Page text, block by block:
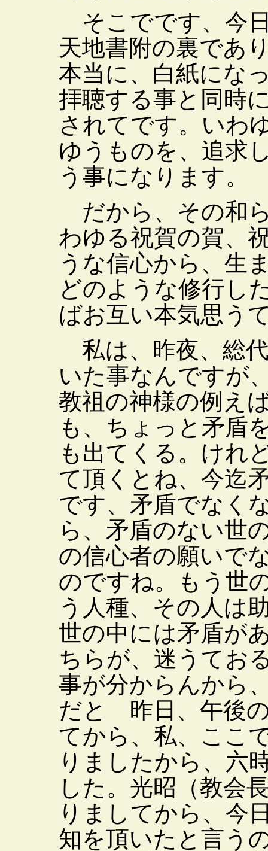
そこでです、今
天地書附の裏であ
本当に、白紙にな
拝聴する事と同時
されてです。いわ
ゆうものを、追求
う事になります。
だから、その和
わゆる祝賀の賀、
うな信心から、生
どのような修行し
ばお互い本気思う
私は、昨夜、総
いた事なんですが
教祖の神様の例え
も、ちょっと矛盾
も出てくる。けれ
て頂くとね、今迄
です、矛盾でなく
ら、矛盾のない世
の信心者の願いで
のですね。もう世
う人種、その人は
世の中には矛盾が
ちらが、迷うてお
事が分からんから
だと 昨日、午後
てから、私、ここ
りましたから、六
した。光昭（教会
りましてから、今
知を頂いたと言う